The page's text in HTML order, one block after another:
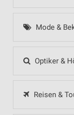
Mode &
Optiker &
Reisen &